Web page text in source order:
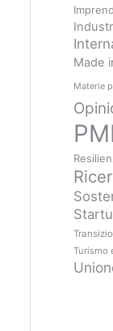
Made
Materie
PMI
Turismo